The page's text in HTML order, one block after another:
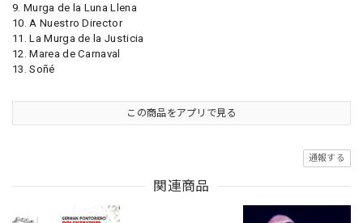
9. Murga de la Luna Llena
10. A Nuestro Director
11. La Murga de la Justicia
12. Marea de Carnaval
13. Soñé
この商品をアプリで見る
通報する
関連商品